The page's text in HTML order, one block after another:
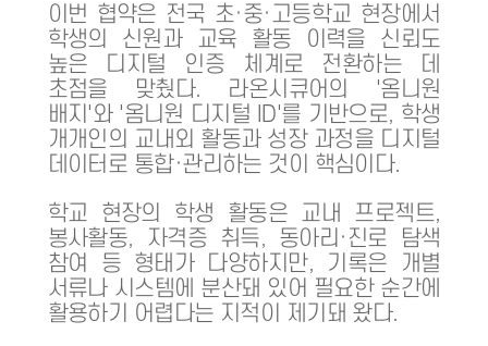
이번 협약은 전국 초·중·고등학교 현장에서
학생의 신원과 교육 활동 이력을 신뢰도
높은 디지털 인증 체계로 전환하는 데
초점을 맞췄다. 라온시큐어의 '옴니원
배지'와 '옴니원 디지털 ID'를 기반으로, 학생
개개인의 교내외 활동과 성장 과정을 디지털
데이터로 통합·관리하는 것이 핵심이다.
학교 현장의 학생 활동은 교내 프로젝트,
봉사활동, 자격증 취득, 동아리·진로 탐색
참여 등 형태가 다양하지만, 기록은 개별
서류나 시스템에 분산돼 있어 필요한 순간에
활용하기 어렵다는 지적이 제기돼 왔다.